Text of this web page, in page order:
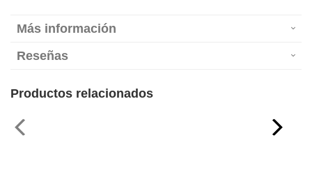
Más información
Reseñas
Productos relacionados